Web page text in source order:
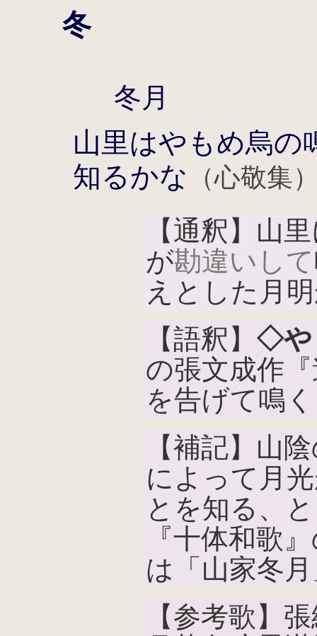
冬
冬月
山里はやもめ烏の
知るかな （心敬集
【通釈】山
が勘違いして
えとした月
【語釈】 ◇や
の張文成作
を告げて鳴
【補記】山
によって月
とを知る、
『十体和歌
は「山家冬
【参考歌】